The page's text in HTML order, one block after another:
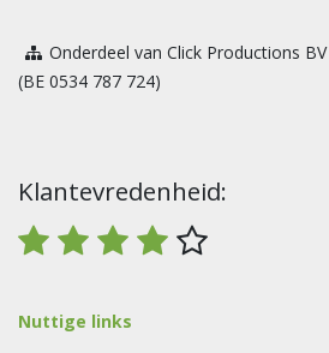
Onderdeel van Click Productions BV
(BE 0534 787 724)
Klantevredenheid:
Nuttige links